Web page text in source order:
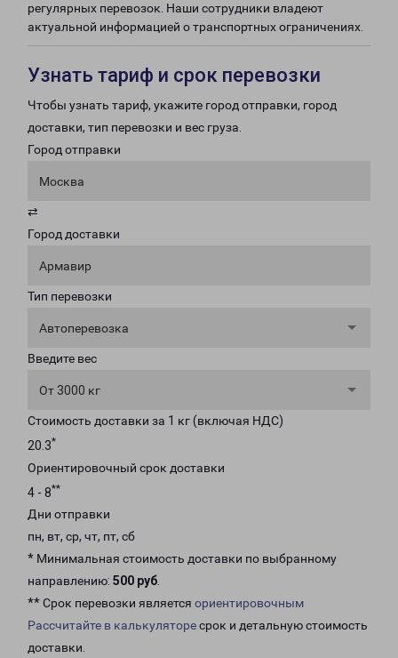
регулярных перевозок. Наши сотрудники владеют
актуальной информацией о транспортных ограничениях.
Узнать тариф и срок перевозки
Чтобы узнать тариф, укажите город отправки, город
доставки, тип перевозки и вес груза.
Город отправки
Москва
⇄
Город доставки
Армавир
Тип перевозки
Автоперевозка
Введите вес
От 3000 кг
Стоимость доставки за 1 кг (включая НДС)
20.3*
Ориентировочный срок доставки
4 - 8**
Дни отправки
пн, вт, ср, чт, пт, сб
* Минимальная стоимость доставки по выбранному
направлению: 500 руб.
** Срок перевозки является ориентировочным
Рассчитайте в калькуляторесрок и детальную стоимость
доставки.